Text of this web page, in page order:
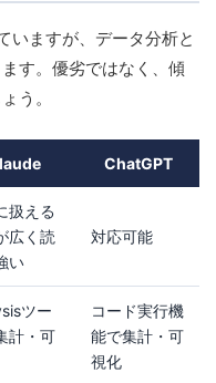
いますが、データ分析と
す。優劣ではなく、傾
う。
ChatGPT
扱える
広く読
い
対応可能
ツー
計・可
コード実行機
能で集計・可
視化